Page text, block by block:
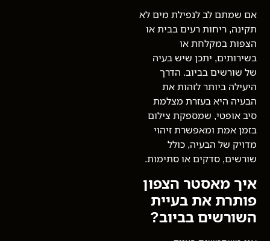
אם שמתם לב לנפילת מים לא
תקינה, ריחות רעים בבית או
הצפות במקלחת או
בשירותים, יתכן שיש בעיה
של שורשים בביוב. הדרך
היעילה ביותר לזהות את
הבעיה היא בעזרת מצלמת
סיב אופטי, שמספקת צילום
בזמן אמת ומאפשרת זיהוי
מדויק של הבעיה, כולל
שורשים, סדקים או סתימות.
איך מאסטר הצפון
פותרת את בעיית
השורשים בביוב?